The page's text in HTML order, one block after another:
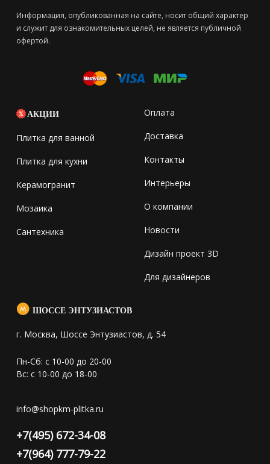
Информация, опубликованная на сайте, носит общий характер
и служит для ознакомительных целей, не является публичной
офертой.
АКЦИИ
Плитка для ванной
Плитка для кухни
Керамогранит
Мозаика
Сантехника
Оплата
Доставка
Контакты
Интерьеры
О компании
Новости
Дизайн проект 3D
Для дизайнеров
ШОССЕ ЭНТУЗИАСТОВ
г. Москва, Шоссе Энтузиастов, д. 54
Пн-Сб: с 10-00 до 20-00
Вс: с 10-00 до 18-00
info@shopkm-plitka.ru
+7(495) 672-34-08
+7(964) 777-79-22